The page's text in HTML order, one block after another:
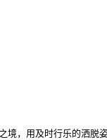
，用及时行乐的